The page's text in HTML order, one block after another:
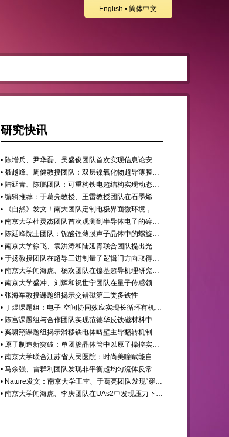
English • 简体中文
研究快讯
• 陈增兵、尹华磊、吴盛俊团队首次实现信息论安全的相对论零知识证明
• ​聂越峰、周健教授团队：双层镍氧化物超导薄膜电子结构与超导能隙研究取得新进展
• 陆延青、陈鹏团队：可重构铁电超结构实现动态光学微分运算
• 编辑推荐：于葛亮教授、王雷教授团队在石墨烯自旋轨道耦合的精准调控中取得重要进展
• 《自然》发文！南大团队定制电极界面微环境，让高比能锂金属电池“稳”下来
• 南京大学杜灵杰团队首次观测到半导体电子的碎裂行为
• 陈延峰院士团队：铌酸锂薄膜声子晶体中的螺旋体声波
• 南京大学徐飞、袁洪涛和陆延青联合团队提出光纤端面三维集成的单像素器件，实现纤内四维光信息单拍原位识别
• 于扬教授团队在超导三进制量子逻辑门方向取得重要进展
• 南京大学闻海虎、杨欢团队在镍基超导机理研究中取得重要进展
• 南京大学盛冲、刘辉和祝世宁团队在量子传感领域取得重要进展
• 张海军教授课题组揭示交错磁第二类多铁性
• 丁煜课题组：电子-空间协同效应实现长循环有机液流电池
• 陈宫课题组与合作团队实现范德华反铁磁材料中拓扑磁结构的观测与调控
• 奚啸翔课题组揭示滑移铁电体畴壁主导翻转机制
• 原子制造新突破：单团簇晶体管中以原子操控实现马尔可夫链与多态概率计算
• 南京大学联合江苏省人民医院：时尚美瞳赋能自然状态眼球追踪
• 马余强、雷群利团队发现非平衡超均匀流体反常气-液临界现象
• Nature发文：南京大学王雷、于葛亮团队发现“穿越纬度”的新量子物态——变维反常霍尔态
• 南京大学闻海虎、李庆团队在UAs2中发现压力下的非常规超导电性